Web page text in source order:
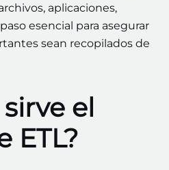
aplicaciones,
esencial para asegurar
sean recopilados de
el
ETL?